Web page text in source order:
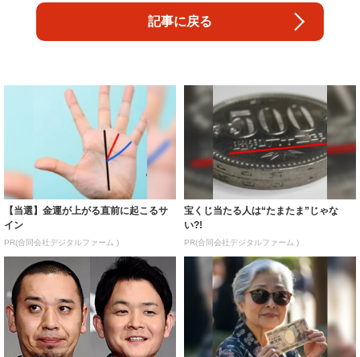
記事に戻る
【当選】金運が上がる直前に起こるサ
イン
PR(合同会社デジタルファーム )
宝くじ当たる人は“たまたま”じゃな
い?!
PR(合同会社デジタルファーム )